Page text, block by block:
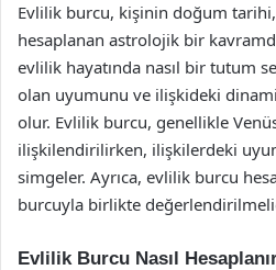
Evlilik burcu, kişinin doğum
hesaplanan astrolojik bir
evlilik hayatında nasıl bir tutum
olan uyumunu ve ilişkideki
olur. Evlilik burcu, genellikle
ilişkilendirilirken, ilişkilerdeki
simgeler. Ayrıca, evlilik burcu
burcuyla birlikte
Evlilik Burcu Nasıl